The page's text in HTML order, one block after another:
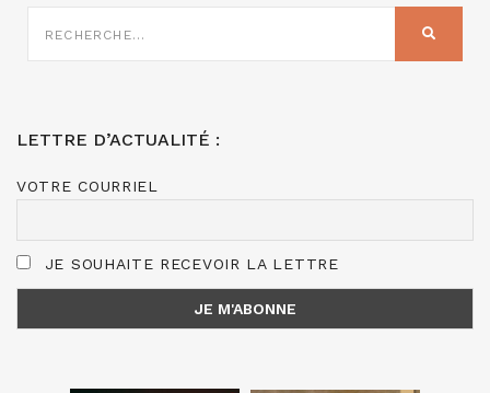
SUR
LETTRE D’ACTUALITÉ :
VOTRE COURRIEL
JE SOUHAITE RECEVOIR LA LETTRE